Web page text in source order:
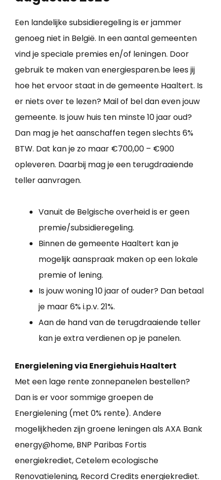
Een landelijke subsidieregeling is er jammer
genoeg niet in België. In een aantal gemeenten
vind je speciale premies en/of leningen. Door
gebruik te maken van energiesparen.be lees jij
hoe het ervoor staat in de gemeente Haaltert. Is
er niets over te lezen? Mail of bel dan even jouw
gemeente. Is jouw huis ten minste 10 jaar oud?
Dan mag je het aanschaffen tegen slechts 6%
BTW. Dat kan je zo maar €700,00 – €900
opleveren. Daarbij mag je een terugdraaiende
teller aanvragen.
Vanuit de Belgische overheid is er geen
premie/subsidieregeling.
Binnen de gemeente Haaltert kan je
mogelijk aanspraak maken op een lokale
premie of lening.
Is jouw woning 10 jaar of ouder? Dan betaal
je maar 6% i.p.v. 21%.
Aan de hand van de terugdraaiende teller
kan je extra verdienen op je panelen.
Energielening via Energiehuis Haaltert
Met een lage rente zonnepanelen bestellen?
Dan is er voor sommige groepen de
Energielening (met 0% rente). Andere
mogelijkheden zijn groene leningen als AXA Bank
energy@home, BNP Paribas Fortis
energiekrediet, Cetelem ecologische
Renovatielening, Record Credits energiekrediet.